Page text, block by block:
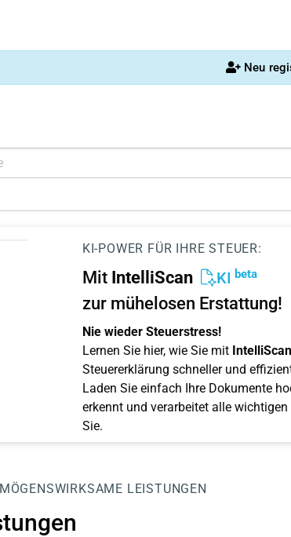
Neu
KI-POWER FÜR IHRE STEUER:
Mit IntelliScan KI beta
zur mühelosen Erstattung!
Nie wieder Steuerstress!
Lernen Sie hier, wie Sie mit IntelliScan
Steuererklärung schneller und
Laden Sie einfach Ihre Dokumente
erkennt und verarbeitet alle
Sie.
LEISTUNGEN